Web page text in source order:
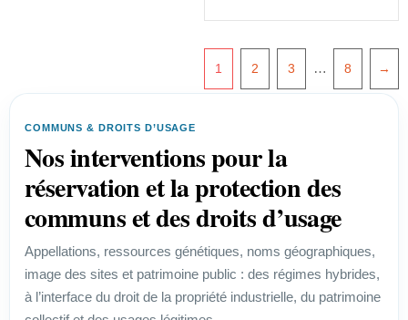
1 2 3 … 8 →
COMMUNS & DROITS D’USAGE
Nos interventions pour la
réservation et la protection des
communs et des droits d’usage
Appellations, ressources génétiques, noms géographiques,
image des sites et patrimoine public : des régimes hybrides,
à l’interface du droit de la propriété industrielle, du patrimoine